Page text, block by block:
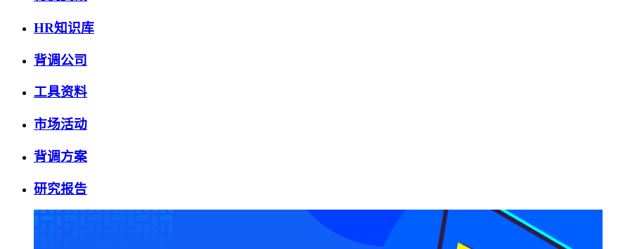
HR知识库
背调公司
工具资料
市场活动
背调方案
研究报告